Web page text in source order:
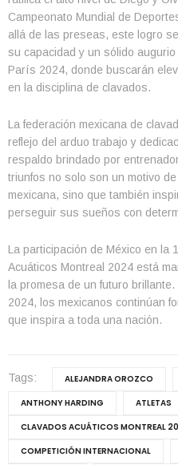
Campeonato Mundial de
allá de las preseas, este logro
su capacidad y un sólido
París 2024, donde buscarán
en la disciplina de clavados.
La federación mexicana de
reflejo del arduo trabajo y
respaldo brindado por
triunfos no solo son un motivo
mexicana, sino que también
perseguir sus sueños con
La participación de México en la
Acuáticos Montreal 2024 está
la promesa de un futuro
2024, los mexicanos continúan
que inspira a toda una nación.
Tags: ALEJANDRA OROZCO
ANTHONY HARDING
ATLETAS
CLAVADOS ACUÁTICOS MONTREAL
COMPETICIÓN INTERNACIONAL